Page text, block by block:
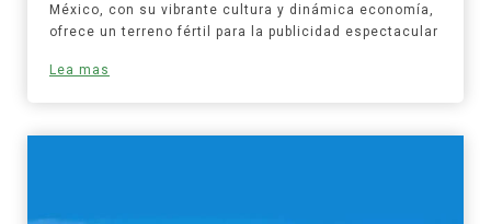
México, con su vibrante cultura y dinámica economía,
ofrece un terreno fértil para la publicidad espectacular
Lea mas